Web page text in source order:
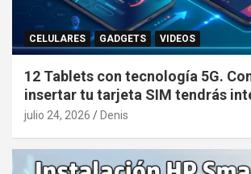
CELULARES GADGETS VIDEOS
12 Tablets con tecnología 5G.
insertar tu tarjeta SIM tendrás
julio 24, 2026 Denis